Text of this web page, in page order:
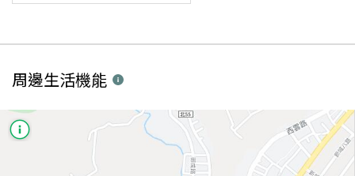
周邊生活機能